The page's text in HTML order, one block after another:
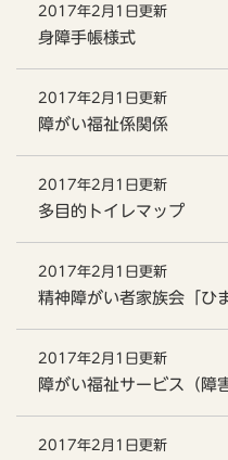
2017年2月1日更新
身障手帳様式
2017年2月1日更新
障がい福祉係関係
2017年2月1日更新
多目的トイレマップ
2017年2月1日更新
精神障がい者家族会「ひ
2017年2月1日更新
障がい福祉サービス（障
2017年2月1日更新